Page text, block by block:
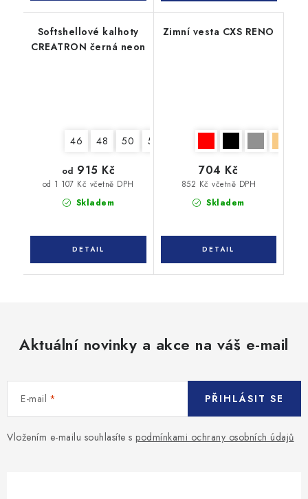
Softshellové kalhoty
CREATRON černá neon
46 48 50 52
Skladem
od 1 107 Kč včetně DPH
od 915 Kč
Zimní vesta CXS RENO
Skladem
852 Kč včetně DPH
704 Kč
Aktuální novinky a akce na váš e-mail
E-mail
Vložením e-mailu souhlasíte s podmínkami ochrany osobních údajů
PŘIHLÁSIT SE